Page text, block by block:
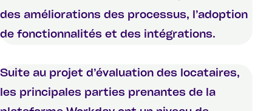
des améliorations des processus, l’adoption
de fonctionnalités et des intégrations.
Suite au projet d’évaluation des locataires,
les principales parties prenantes de la